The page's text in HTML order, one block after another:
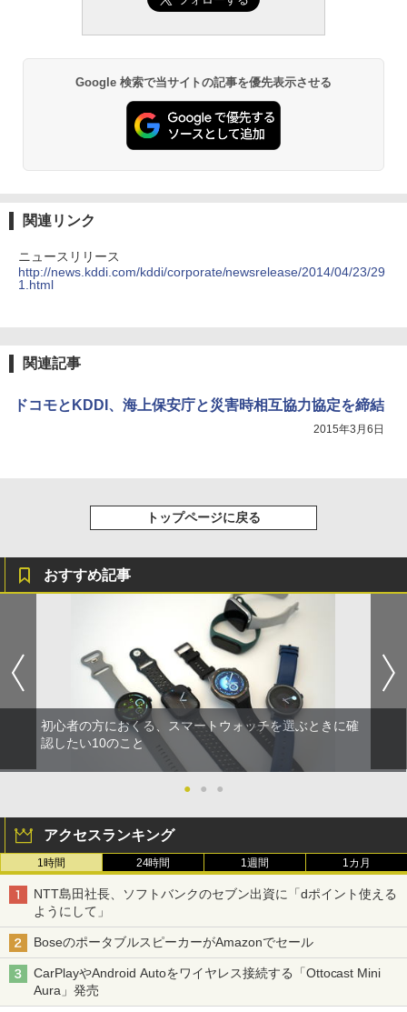
Google 検索で当サイトの記事を優先表示させる
関連リンク
ニュースリリース
http://news.kddi.com/kddi/corporate/newsrelease/2014/04/23/29
1.html
関連記事
ドコモとKDDI、海上保安庁と災害時相互協力協定を締結
2015年3月6日
トップページに戻る
おすすめ記事
初心者の方におくる、スマートウォッチを選ぶときに確
認したい10のこと
● ● ●
アクセスランキング
1時間 24時間 1週間 1カ月
NTT島田社長、ソフトバンクのセブン出資に「dポイント使える
ようにして」
BoseのポータブルスピーカーがAmazonでセール
CarPlayやAndroid Autoをワイヤレス接続する「Ottocast Mini
Aura」発売